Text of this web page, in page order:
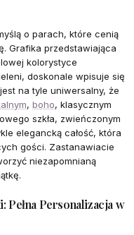
o parach, które cenią
Grafika przedstawiająca
kolorystyce
doskonale wpisuje się
na tyle uniwersalny, że
, boho, klasycznym
szkła, zwieńczonym
elegancką całość, która
gości. Zastanawiacie
niezapomnianą
Pełna Personalizacja w